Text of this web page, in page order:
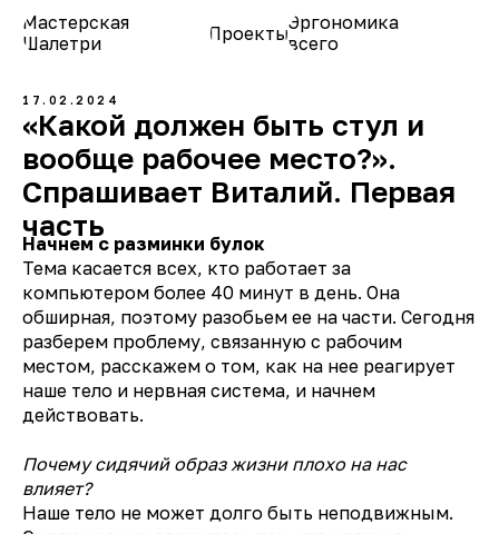
Мастерская
Шалетри
ПроектыЭргономика
всего
17.02.2024
«Какой должен быть стул и
вообще рабочее место?».
Спрашивает Виталий. Первая
часть
Начнем с разминки булок
Тема касается всех, кто работает за
компьютером более 40 минут в день. Она
обширная, поэтому разобьем ее на части. Сегодня
разберем проблему, связанную с рабочим
местом, расскажем о том, как на нее реагирует
наше тело и нервная система, и начнем
действовать.
Почему сидячий образ жизни плохо на нас
влияет?
Наше тело не может долго быть неподвижным.